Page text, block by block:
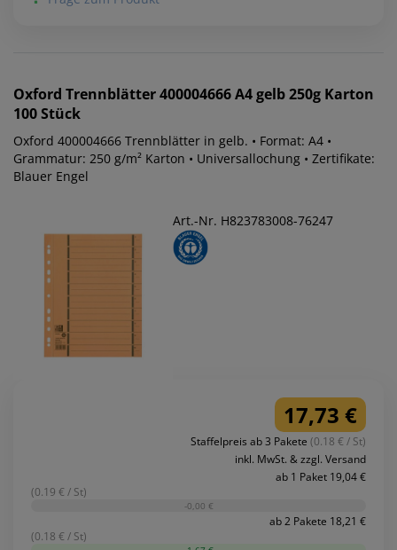
Oxford Trennblätter 400004666 A4 gelb 250g Karton
100 Stück
Oxford 400004666 Trennblätter in gelb. • Format: A4 •
Grammatur: 250 g/m² Karton • Universallochung • Zertifikate:
Blauer Engel
Art.-Nr. H823783008-76247
17,73 €
Staffelpreis ab 3 Pakete (0.18 € / St)
inkl. MwSt. & zzgl. Versand
ab 1 Paket 19,04 €
(0.19 € / St)
-0,00 €
ab 2 Pakete 18,21 €
(0.18 € / St)